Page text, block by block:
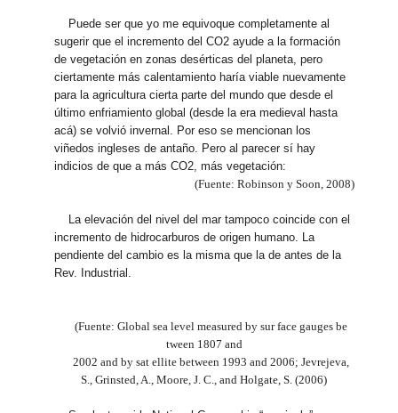
Puede ser que yo me equivoque completamente al
sugerir que el incremento del CO2 ayude a la formación
de vegetación en zonas desérticas del planeta, pero
ciertamente más calentamiento haría viable nuevamente
para la agricultura cierta parte del mundo que desde el
último enfriamiento global (desde la era medieval hasta
acá) se volvió invernal. Por eso se mencionan los
viñedos ingleses de antaño. Pero al parecer sí hay
indicios de que a más CO2, más vegetación:
(Fuente: Robinson y Soon, 2008)
La elevación del nivel del mar tampoco coincide con el
incremento de hidrocarburos de origen humano. La
pendiente del cambio es la misma que la de antes de la
Rev. Industrial.
(Fuente: Global sea level measured by sur face gauges be
tween 1807 and
2002 and by sat ellite between 1993 and 2006; Jevrejeva,
S., Grinsted, A., Moore, J. C., and Holgate, S. (2006)